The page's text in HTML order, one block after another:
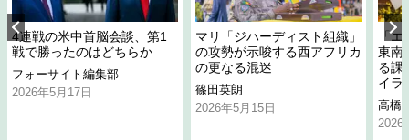
4連戦の米中首脳会談、第1
戦で勝ったのはどちらか
フォーサイト編集部
2026年5月17日
マリ「ジハーディスト組織」
の攻勢が示唆する西アフリカ
の更なる混迷
篠田英朗
2026年5月15日
「
東南
る課
イラ
高橋
2026